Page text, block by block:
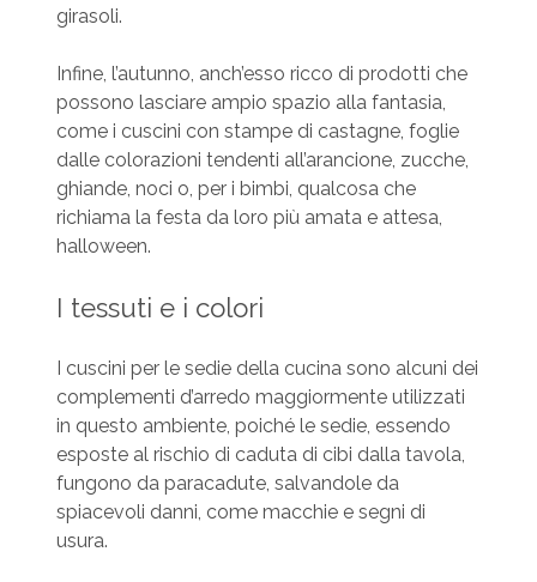
girasoli.
Infine, l’autunno, anch’esso ricco di prodotti che
possono lasciare ampio spazio alla fantasia,
come i cuscini con stampe di castagne, foglie
dalle colorazioni tendenti all’arancione, zucche,
ghiande, noci o, per i bimbi, qualcosa che
richiama la festa da loro più amata e attesa,
halloween.
I tessuti e i colori
I cuscini per le sedie della cucina sono alcuni dei
complementi d’arredo maggiormente utilizzati
in questo ambiente, poiché le sedie, essendo
esposte al rischio di caduta di cibi dalla tavola,
fungono da paracadute, salvandole da
spiacevoli danni, come macchie e segni di
usura.